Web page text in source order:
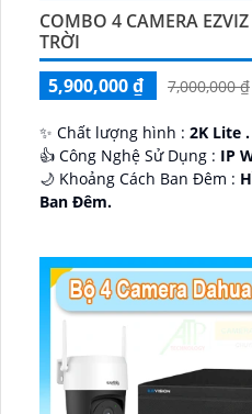
COMBO 4 CAMERA
TRỜI
5,900,000 ₫
7,000,000 ₫
✨ Chất lượng hình : 2K Lite .
👍 Công Nghệ Sử Dụng : IP
🌙 Khoảng Cách Ban Đêm :
Ban Ðêm.